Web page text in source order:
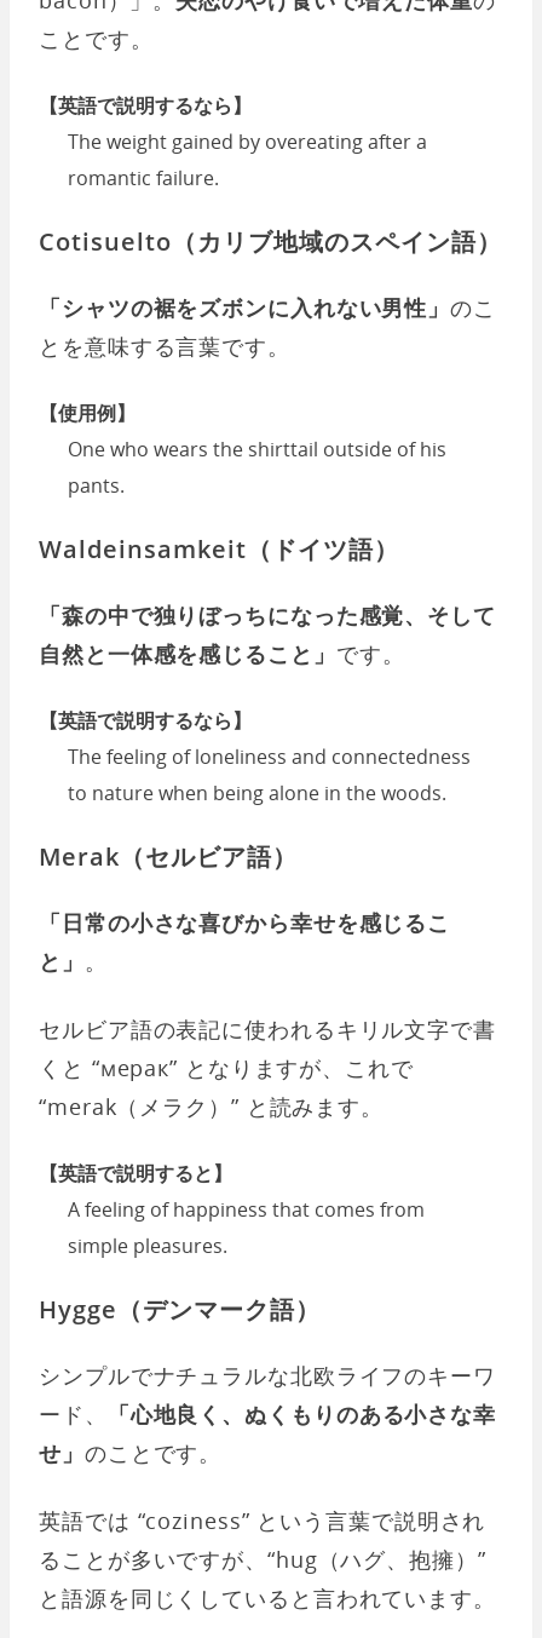
ことです。
【英語で説明するなら】
The weight gained by overeating after a
romantic failure.
Cotisuelto（カリブ地域のスペイン語）
「シャツの裾をズボンに入れない男性」のこ
とを意味する言葉です。
【使用例】
One who wears the shirttail outside of his
pants.
Waldeinsamkeit（ドイツ語）
「森の中で独りぼっちになった感覚、そして
自然と一体感を感じること」 です。
【英語で説明するなら】
The feeling of loneliness and connectedness
to nature when being alone in the woods.
Merak（セルビア語）
「日常の小さな喜びから幸せを感じるこ
と」 。
セルビア語の表記に使われるキリル文字で書
くと “мерак” となりますが、これで
“merak（メラク）” と読みます。
【英語で説明すると】
A feeling of happiness that comes from
simple pleasures.
Hygge（デンマーク語）
シンプルでナチュラルな北欧ライフのキーワ
ード、
「心地良く、ぬくもりのある小さな幸
せ」 のことです。
英語では “coziness” という言葉で説明され
ることが多いですが、“hug（ハグ、抱擁）”
と語源を同じくしていると言われています。